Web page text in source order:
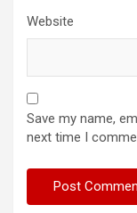
Website
Save my name,
next time I